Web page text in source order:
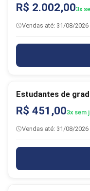
R$ 2.002,003x
Vendas até: 31/08/2026
Estudantes de
R$ 451,003x sem
Vendas até: 31/08/2026